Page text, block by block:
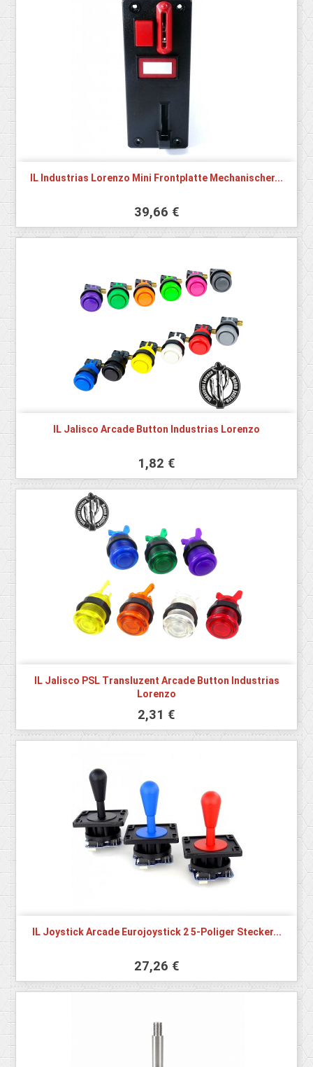
IL Industrias Lorenzo Mini Frontplatte Mechanischer...
39,66 €
IL Jalisco Arcade Button Industrias Lorenzo
1,82 €
IL Jalisco PSL Transluzent Arcade Button Industrias
Lorenzo
2,31 €
IL Joystick Arcade Eurojoystick 2 5-Poliger Stecker...
27,26 €